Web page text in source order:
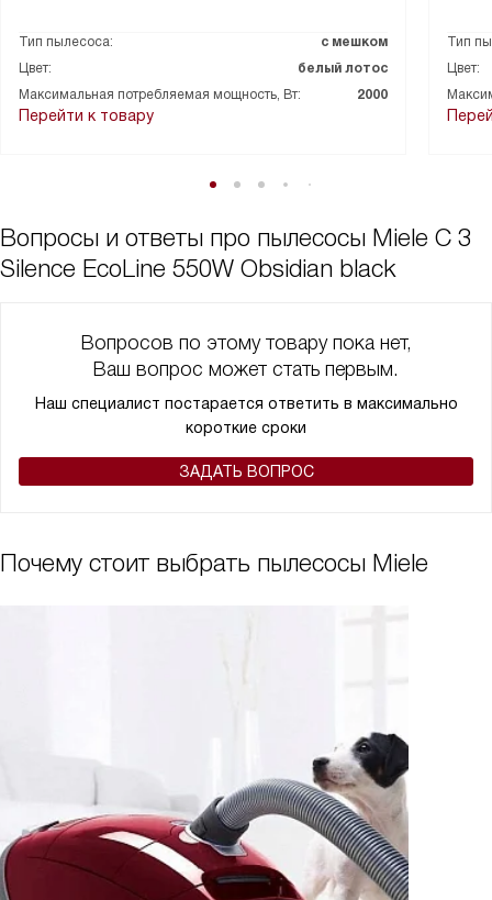
убирать практически любые поверхности. Насадка для мягкой
мебели особенно пригодилась, когда пришлось убирать диван
после визита друзей с детьми.
В целом, этот пылесос - отличный выбор для тех, кто ценит
Тип пылесоса:
с мешком
Цвет:
белый лотос
Максимальная потребляемая мощность, Вт:
2000
Перейти к товару
Тип
Цвет:
Вопросы и ответы про пылесосы Miele C 3
Silence EcoLine 550W Obsidian black
Вопросов по этому товару пока нет,
Ваш вопрос может стать первым.
Наш специалист постарается ответить в максимально
короткие сроки
ЗАДАТЬ ВОПРОС
Почему стоит выбрать пылесосы Miele